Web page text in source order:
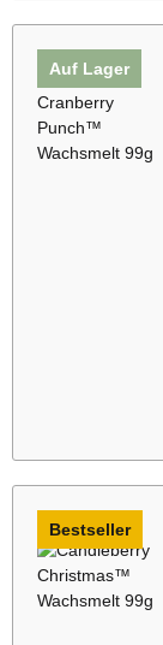
Auf Lager
Bestseller